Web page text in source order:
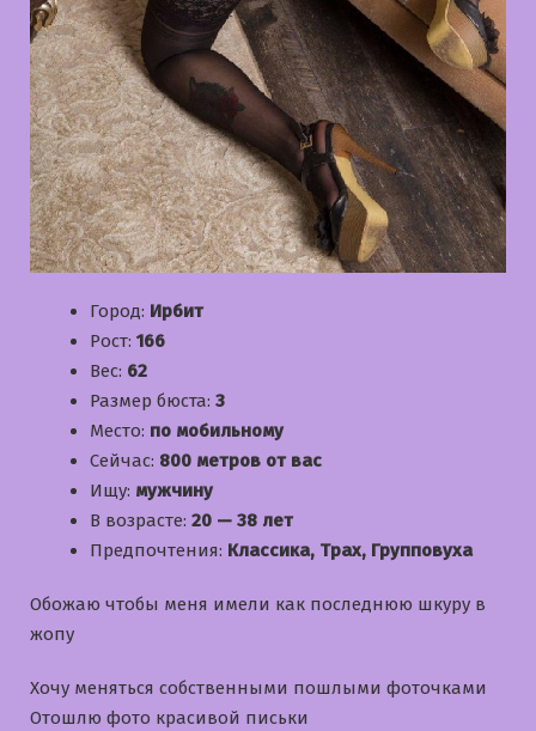
Город: Ирбит
Рост: 166
Вес: 62
Размер бюста: 3
Место: по мобильному
Сейчас: 800 метров от вас
Ищу: мужчину
В возрасте: 20 — 38 лет
Предпочтения: Классика, Трах, Групповуха
Обожаю чтобы меня имели как последнюю шкуру в
жопу
Хочу меняться собственными пошлыми фоточками
Отошлю фото красивой письки